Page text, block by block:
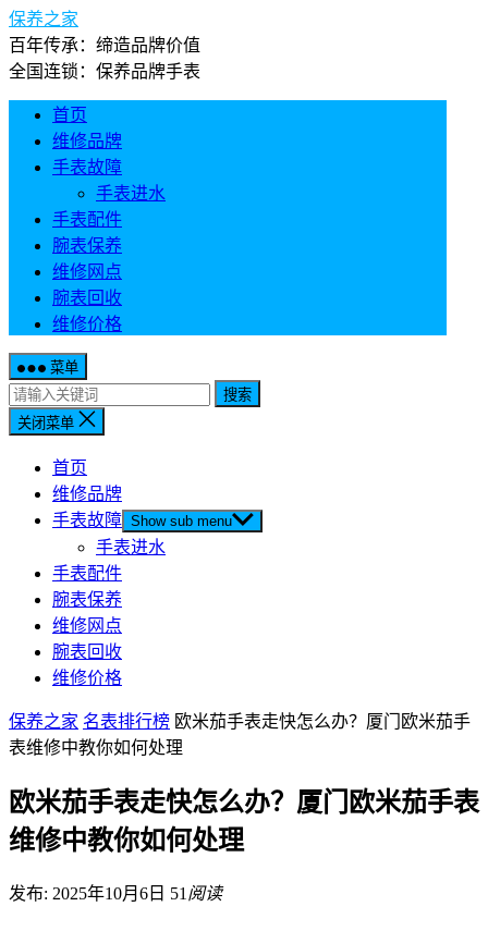
保养之家
百年传承：缔造品牌价值
全国连锁：保养品牌手表
首页
维修品牌
手表故障
手表进水
手表配件
腕表保养
维修网点
腕表回收
维修价格
菜单
搜索
关闭菜单
首页
维修品牌
手表故障 Show sub menu
手表进水
手表配件
腕表保养
维修网点
腕表回收
维修价格
保养之家 名表排行榜 欧米茄手表走快怎么办？厦门欧米茄手
表维修中教你如何处理
欧米茄手表走快怎么办？厦门欧米茄手表
维修中教你如何处理
发布: 2025年10月6日 51 阅读